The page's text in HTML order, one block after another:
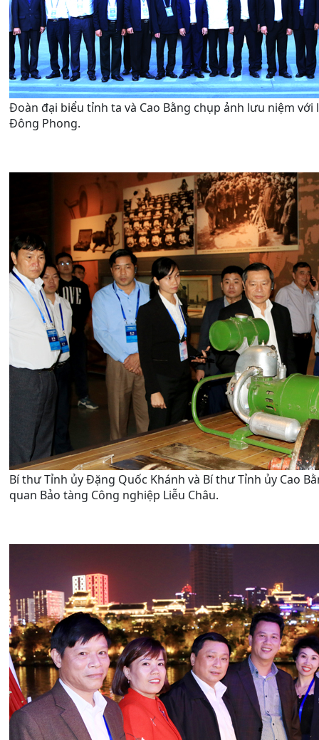
Đoàn đại biểu tỉnh ta và Cao Bằng chụp ảnh lưu niệm với
Đông Phong.
Bí thư Tỉnh ủy Đặng Quốc Khánh và Bí thư Tỉnh ủy Cao
quan Bảo tàng Công nghiệp Liễu Châu.